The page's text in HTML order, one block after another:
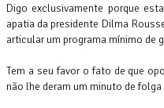
Digo exclusivamente porque
apatia da presidente Dilma
articular um programa mínimo de
Tem a seu favor o fato de que
não lhe deram um minuto de